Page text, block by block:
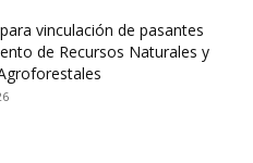
vinculación de pasantes
de Recursos Naturales y